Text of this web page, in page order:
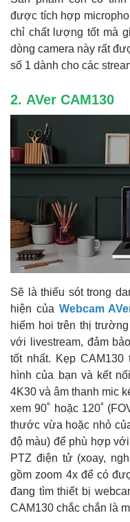
được tích hợp
chỉ chất lượng tốt mà
dòng camera này rất
số 1 dành cho các
2. AVer CAM130
Sẽ là thiếu sót trong
hiện của Webcam
hiếm hoi trên thị
với livestream, đảm
tốt nhất. Kẹp CAM130
hình của bạn và kết
4K30 và âm thanh mic
xem 90˚ hoặc 120˚
thước vừa hoặc nhỏ
độ màu) để phù hợp
PTZ điện tử (xoay,
gồm zoom 4x để có
đang tìm thiết bị
CAM130 chắc chắn là